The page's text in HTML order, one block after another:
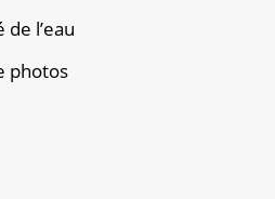
de l’eau
photos